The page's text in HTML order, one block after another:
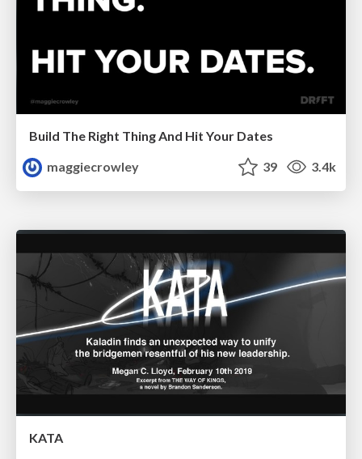
Build The Right Thing And Hit Your Dates
maggiecrowley
39 3.4k
KATA